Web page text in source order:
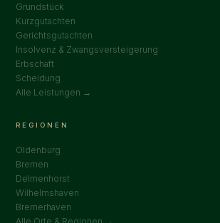
Grundstück
Kurzgutachten
Gerichtsgutachten
Insolvenz & Zwangsversteigerung
Erbschaft
Scheidung
Alle Leistungen →
REGIONEN
Oldenburg
Bremen
Delmenhorst
Wilhelmshaven
Bremerhaven